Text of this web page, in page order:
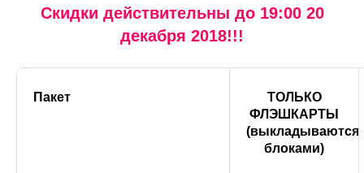
Скидки действительны до 19:00 20
декабря 2018!!!
Пакет
ТОЛЬКО
ФЛЭШКАРТЫ
(выкладываются
блоками)